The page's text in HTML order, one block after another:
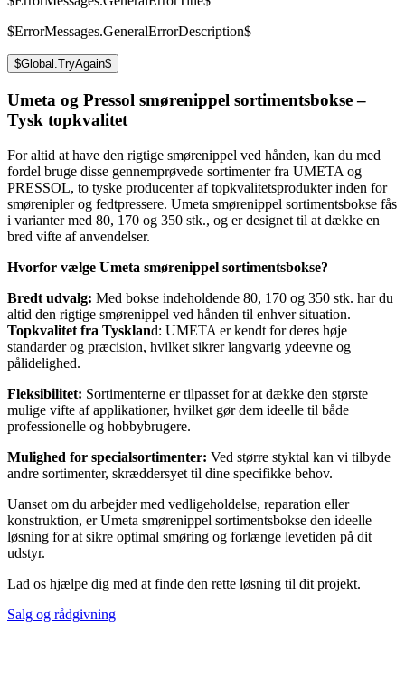
$ErrorMessages.GeneralErrorDescription$
$Global.TryAgain$
Umeta og Pressol smørenippel sortimentsbokse –
Tysk topkvalitet
For altid at have den rigtige smørenippel ved hånden, kan du med
fordel bruge disse gennemprøvede sortimenter fra UMETA og
PRESSOL, to tyske producenter af topkvalitetsprodukter inden for
smørenipler og fedtpressere. Umeta smørenippel sortimentsbokse fås
i varianter med 80, 170 og 350 stk., og er designet til at dække en
bred vifte af anvendelser.
Hvorfor vælge Umeta smørenippel sortimentsbokse?
Bredt udvalg: Med bokse indeholdende 80, 170 og 350 stk. har du
altid den rigtige smørenippel ved hånden til enhver situation.
Topkvalitet fra Tyskland: UMETA er kendt for deres høje
standarder og præcision, hvilket sikrer langvarig ydeevne og
pålidelighed.
Fleksibilitet: Sortimenterne er tilpasset for at dække den største
mulige vifte af applikationer, hvilket gør dem ideelle til både
professionelle og hobbybrugere.
Mulighed for specialsortimenter: Ved større styktal kan vi tilbyde
andre sortimenter, skræddersyet til dine specifikke behov.
Uanset om du arbejder med vedligeholdelse, reparation eller
konstruktion, er Umeta smørenippel sortimentsbokse den ideelle
løsning for at sikre optimal smøring og forlænge levetiden på dit
udstyr.
Lad os hjælpe dig med at finde den rette løsning til dit projekt.
Salg og rådgivning